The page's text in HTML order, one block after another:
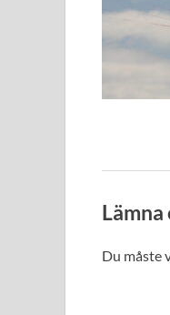
Du måste